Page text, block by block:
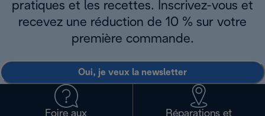
pratiques et les recettes. Inscrivez-vous et
recevez une réduction de 10 % sur votre
première commande.
Oui, je veux la newsletter